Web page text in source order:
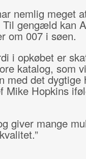
nemlig meget
gengæld kan
om 007 i søen.
i opkøbet er
katalog, som
med det dygtige
Mike Hopkins
giver mange